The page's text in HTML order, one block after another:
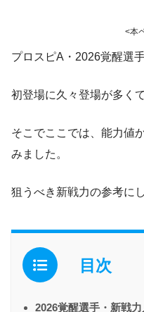
<本
プロスピA・2026覚醒選
初登場に久々登場が多く
そこでここでは、能力値
みました。
狙うべき新戦力の参考に
目次
2026覚醒選手・新戦